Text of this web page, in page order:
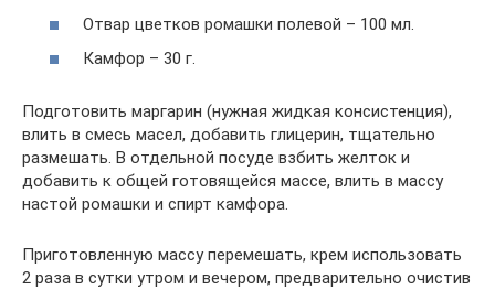
Отвар цветков ромашки полевой – 100 мл.
Камфор – 30 г.
Подготовить маргарин (нужная жидкая консистенция),
влить в смесь масел, добавить глицерин, тщательно
размешать. В отдельной посуде взбить желток и
добавить к общей готовящейся массе, влить в массу
настой ромашки и спирт камфора.
Приготовленную массу перемешать, крем использовать
2 раза в сутки утром и вечером, предварительно очистив